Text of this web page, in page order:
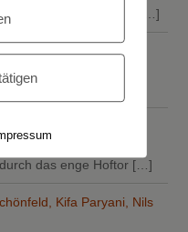
Weishaar decken
[…]
Elektrifizierung
Firma Electric
das enge Hoftor […]
Kifa Paryani, Nils